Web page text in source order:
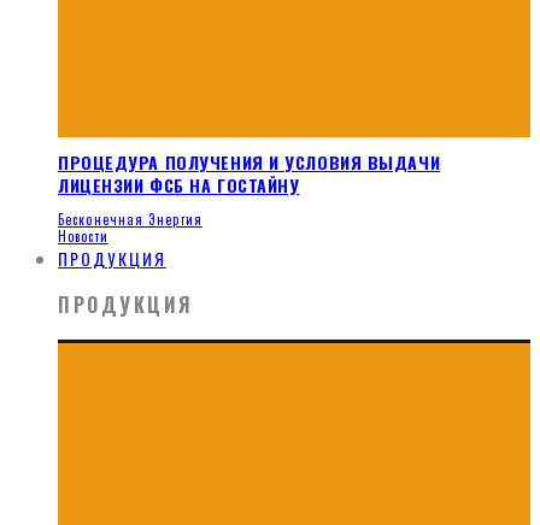
ПРОЦЕДУРА ПОЛУЧЕНИЯ И УСЛОВИЯ ВЫДАЧИ
ЛИЦЕНЗИИ ФСБ НА ГОСТАЙНУ
Бесконечная Энергия
Новости
ПРОДУКЦИЯ
ПРОДУКЦИЯ